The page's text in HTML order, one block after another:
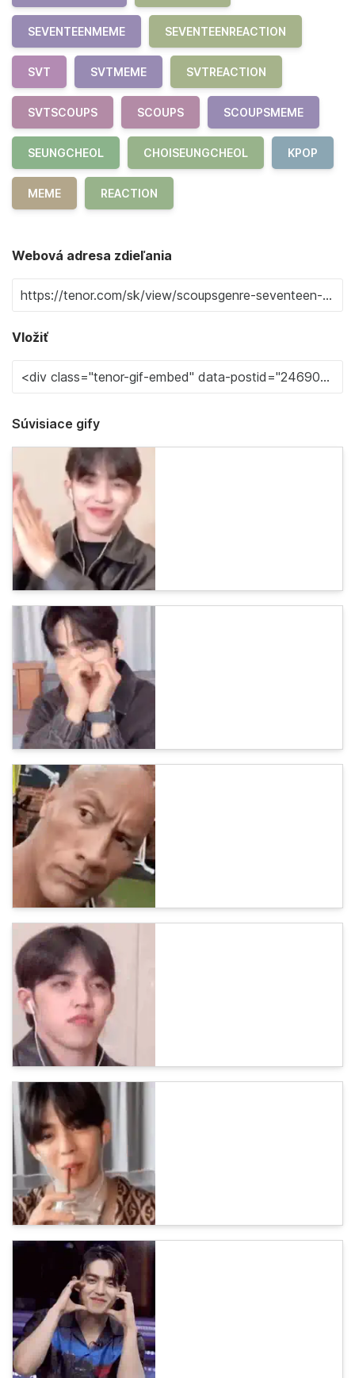
SEVENTEENMEME SEVENTEENREACTION
SVT SVTMEME SVTREACTION
SVTSCOUPS SCOUPS SCOUPSMEME
SEUNGCHEOL CHOISEUNGCHEOL KPOP
MEME REACTION
Webová adresa zdieľania
Vložiť
Súvisiace gify